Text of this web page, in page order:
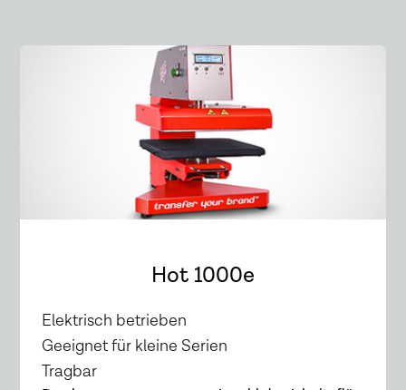
Hot 1000e
Elektrisch betrieben
Geeignet für kleine Serien
Tragbar